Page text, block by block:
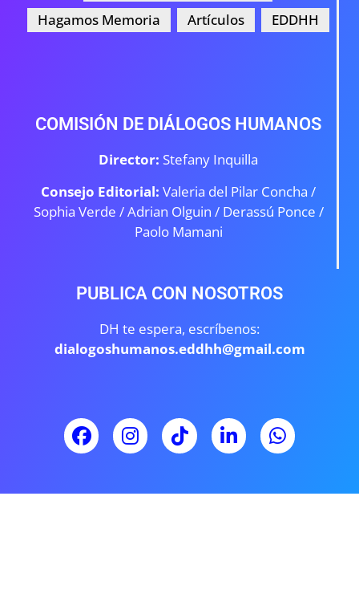
Hagamos Memoria
Artículos EDDHH
COMISIÓN DE DIÁLOGOS HUMANOS
Director: Stefany Inquilla
Consejo Editorial: Valeria del Pilar Concha /
Sophia Verde /Adrian Olguin / Derassú Ponce /
Paolo Mamani
PUBLICA CON NOSOTROS
DH te espera, escríbenos:
dialogoshumanos.eddhh@gmail.com